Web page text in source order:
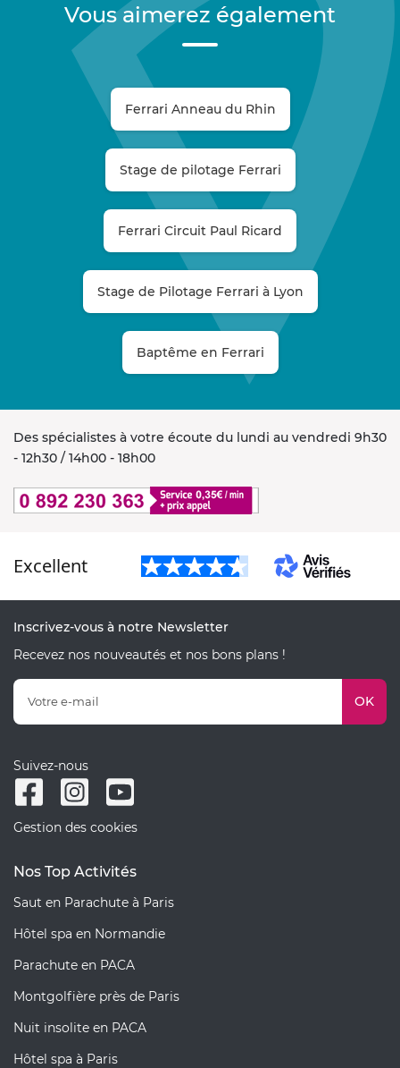
Vous aimerez également
Ferrari Anneau du Rhin
Stage de pilotage Ferrari
Ferrari Circuit Paul Ricard
Stage de Pilotage Ferrari à Lyon
Baptême en Ferrari
Des spécialistes à votre écoute du lundi au vendredi 9h30
- 12h30 / 14h00 - 18h00
Excellent
Inscrivez-vous à notre Newsletter
Recevez nos nouveautés et nos bons plans !
OK
Suivez-nous
Gestion des cookies
Nos Top Activités
Saut en Parachute à Paris
Hôtel spa en Normandie
Parachute en PACA
Montgolfière près de Paris
Nuit insolite en PACA
Hôtel spa à Paris